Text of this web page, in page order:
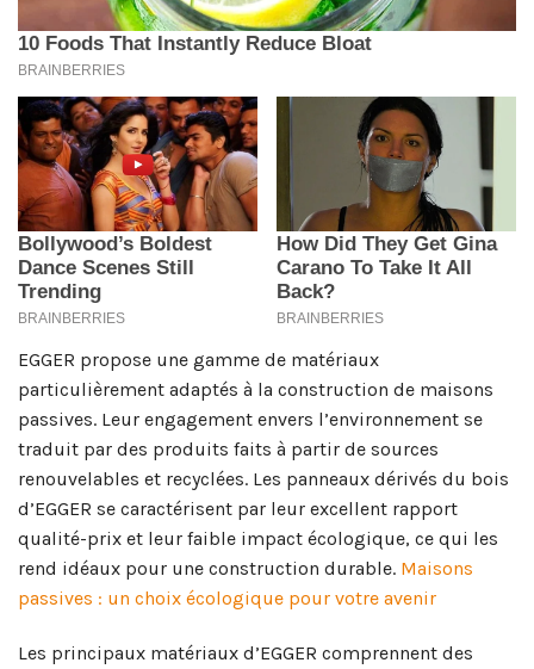
EGGER propose une gamme de matériaux
particulièrement adaptés à la construction de maisons
passives. Leur engagement envers l’environnement se
traduit par des produits faits à partir de sources
renouvelables et recyclées. Les panneaux dérivés du bois
d’EGGER se caractérisent par leur excellent rapport
qualité-prix et leur faible impact écologique, ce qui les
rend idéaux pour une construction durable. Maisons
passives : un choix écologique pour votre avenir
Les principaux matériaux d’EGGER comprennent des